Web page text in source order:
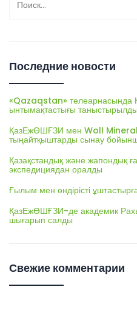
Последние новости
«Qazaqstan»
ынтымақтастығы таныстырылды
ҚазЕжӨШҒЗИ мен Woll
тыңайтқыштарды сынау
Қазақстандық және жапондық
экспедициядан оралды
Ғылым мен өндірісті
ҚазЕжӨШҒЗИ-де академик
шығарып салды
Свежие комментарии